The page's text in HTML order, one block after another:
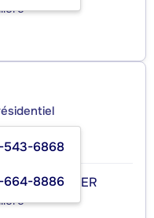
543-6868
664-8886
DU QUARTIER